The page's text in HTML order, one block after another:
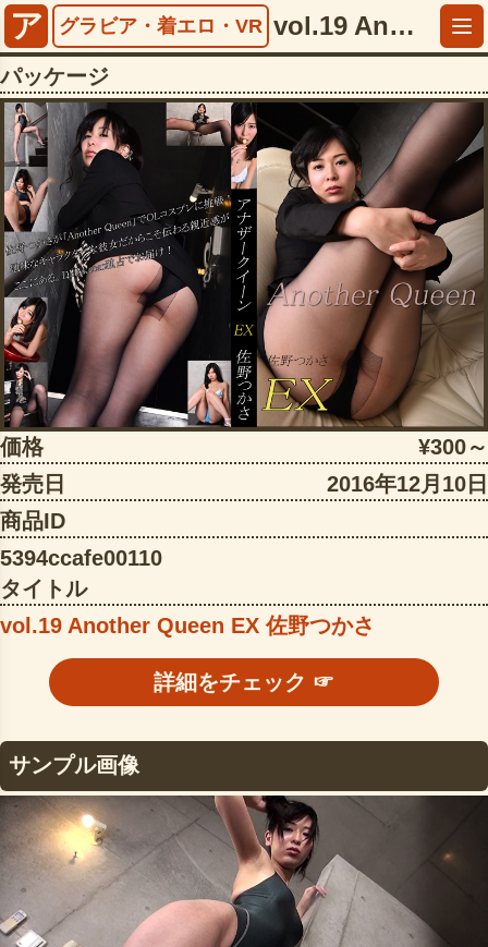
ア グラビア・着エロ・VR vol.19 Another Queen EX 佐野つかさ【5394ccafe00110】
パッケージ
価格
¥300～
発売日
2016年12月10日
商品ID
5394ccafe00110
タイトル
vol.19 Another Queen EX 佐野つかさ
詳細をチェック ☞
サンプル画像